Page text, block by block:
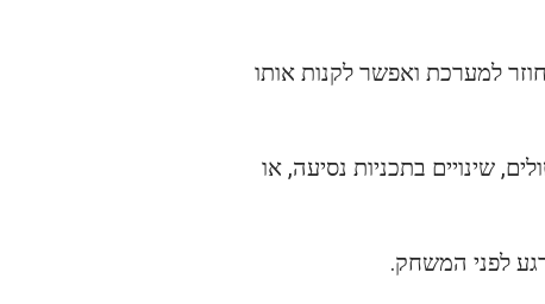
למערכת ואפשר לקנות אותו
שינויים בתכניות נסיעה, או
לפני המשחק.